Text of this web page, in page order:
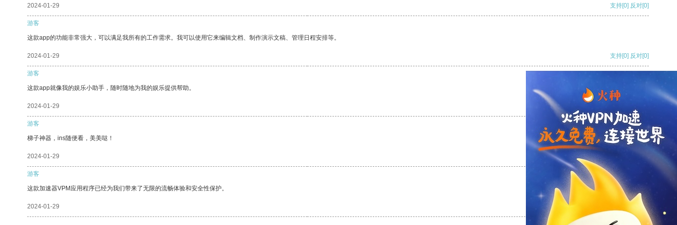
2024-01-29 支持[0] 反对[0]
游客
这款app的功能非常强大，可以满足我所有的工作需求。我可以使用它来编辑文档、制作演示文稿、管理日程安排等。
2024-01-29 支持[0] 反对[0]
游客
这款app就像我的娱乐小助手，随时随地为我的娱乐提供帮助。
2024-01-29
游客
梯子神器，ins随便看，美美哒！
2024-01-29 反对
游客
这款加速器VPM应用程序已经为我们带来了无限的流畅体验和安全性保护。
2024-01-29 反对[0]